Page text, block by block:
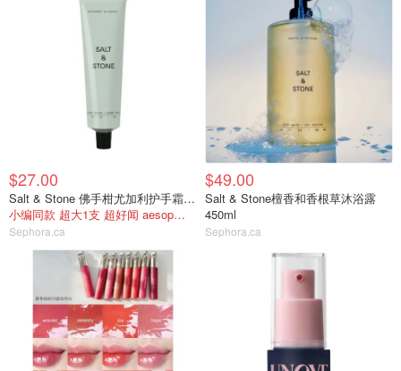
$27.00
Salt & Stone 佛手柑尤加利护手霜75ml
小编同款 超大1支 超好闻 aesop平替！
Sephora.ca
$49.00
Salt & Stone檀香和香根草沐浴露
450ml
Sephora.ca